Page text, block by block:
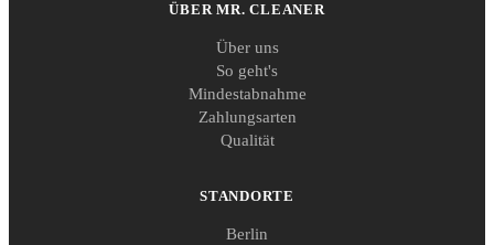
ÜBER MR. CLEANER
Über uns
So geht's
Mindestabnahme
Zahlungsarten
Qualität
STANDORTE
Berlin